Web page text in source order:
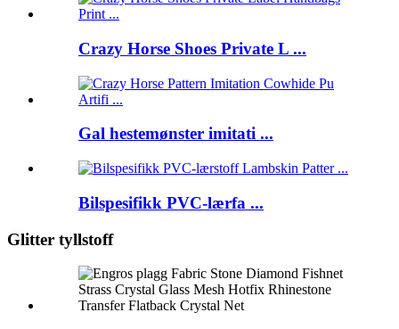
Crazy Horse Shoes Private L ...
Gal hestemønster imitati ...
Bilspesifikk PVC-lærfa ...
Glitter tyllstoff